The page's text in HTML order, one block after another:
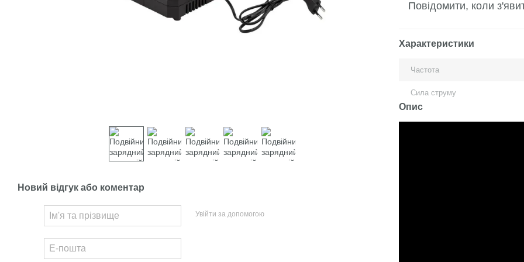
Новий відгук або коментар
Увійти за допомогою
Повідомити, коли
Характеристики
Частота
Сила струму
Опис